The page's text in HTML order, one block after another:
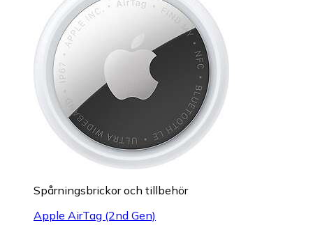
Spårningsbrickor och tillbehör
Apple AirTag (2nd Gen)